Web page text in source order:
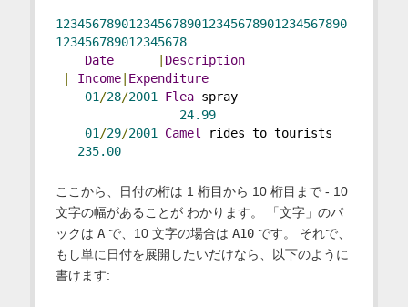
1234567890123456789012345678901234567890
123456789012345678
Date
| Description
|
Income| Expenditure
01 /28/2001 Flea spray
24.99
01 /29/2001 Camel
rides to tourists
235.00
ここから、日付の桁は 1 桁目から 10 桁目まで - 10
文字の幅があることが わかります。 「文字」のパ
ックは Aで、10 文字の場合は A10です。 それで、
もし単に日付を展開したいだけなら、以下のように
書けます: